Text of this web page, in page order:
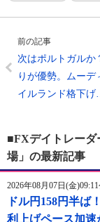
前の記事
次はポルトガルか
りが優勢。ムーデ
イルランド格下
■FXデイトレーダ
場」の最新記事
2026年08月07日(金
ドル円158円半
利上げペース加速